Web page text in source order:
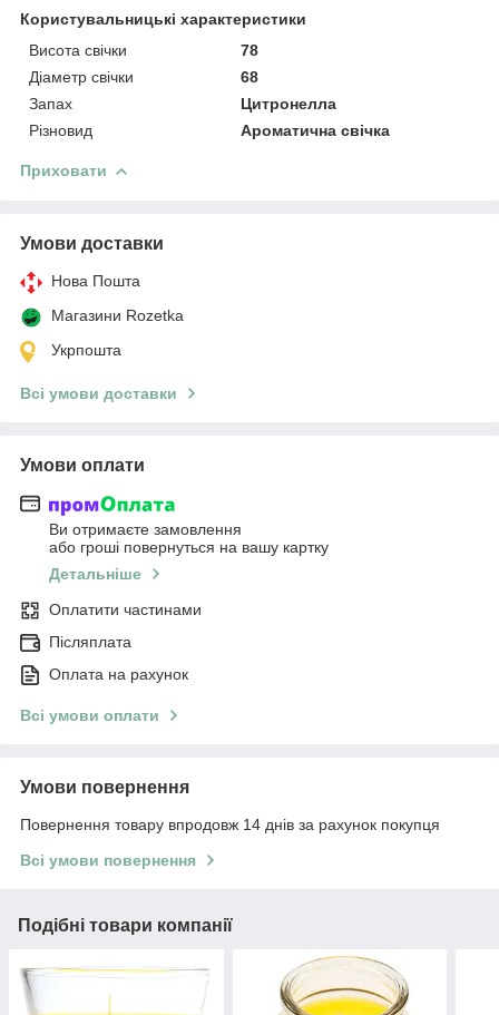
Користувальницькі характеристики
Висота свічки
78
Діаметр свічки
68
Запах
Цитронелла
Різновид
Ароматична свічка
Приховати
Умови доставки
Нова Пошта
Магазини Rozetka
Укрпошта
Всі умови доставки
Умови оплати
Ви отримаєте замовлення
або гроші повернуться на вашу картку
Детальніше
Оплатити частинами
Післяплата
Оплата на рахунок
Всі умови оплати
Умови повернення
Повернення товару впродовж 14 днів за рахунок покупця
Всі умови повернення
Подібні товари компанії